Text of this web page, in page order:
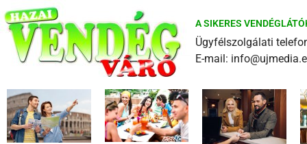
A SIKERES
Ügyfélszolgálati
E-mail: